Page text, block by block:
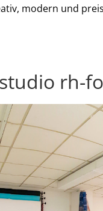
modern und
rh-